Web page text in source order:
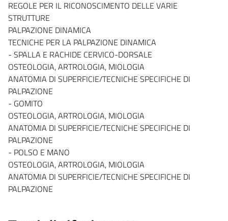
REGOLE PER IL RICONOSCIMENTO DELLE VARIE
STRUTTURE
PALPAZIONE DINAMICA
TECNICHE PER LA PALPAZIONE DINAMICA
- SPALLA E RACHIDE CERVICO-DORSALE
OSTEOLOGIA, ARTROLOGIA, MIOLOGIA
ANATOMIA DI SUPERFICIE/TECNICHE SPECIFICHE DI
PALPAZIONE
- GOMITO
OSTEOLOGIA, ARTROLOGIA, MIOLOGIA
ANATOMIA DI SUPERFICIE/TECNICHE SPECIFICHE DI
PALPAZIONE
- POLSO E MANO
OSTEOLOGIA, ARTROLOGIA, MIOLOGIA
ANATOMIA DI SUPERFICIE/TECNICHE SPECIFICHE DI
PALPAZIONE